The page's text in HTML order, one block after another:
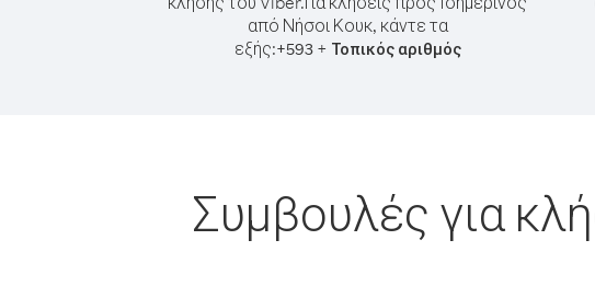
από Νήσοι Κουκ, κάντε τα
εξής:+593+ Τοπικός αριθμός
Συμβουλές για